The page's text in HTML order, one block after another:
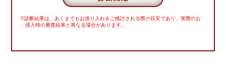
※診断結果は、あくまでもお借り入れをご検討される際の目安であり、実際のお
借入時の審査結果と異なる場合があります。